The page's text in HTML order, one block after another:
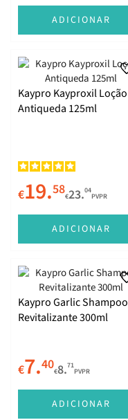
ADICIONAR
Kaypro Kayproxil Loção
Antiqueda 125ml
€19.58€23.04
PVPR
ADICIONAR
Kaypro Garlic Shampoo
Revitalizante 300ml
€7.40€8.71
PVPR
ADICIONAR